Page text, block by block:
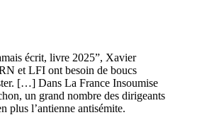
écrit, livre 2025”, Xavier
et LFI ont besoin de boucs
[…] Dans La France Insoumise
un grand nombre des dirigeants
plus l’antienne antisémite.